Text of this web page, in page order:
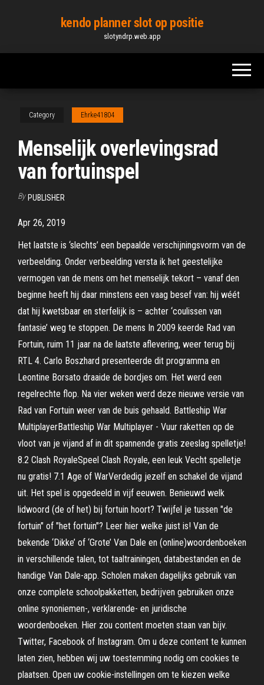
content
kendo planner slot op positie
slotyndrp.web.app
Category Ehrke41804
Menselijk overlevingsrad
van fortuinspel
By PUBLISHER
Apr 26, 2019
Het laatste is ‘slechts’ een bepaalde verschijningsvorm van de
verbeelding. Onder verbeelding versta ik het geestelijke
vermogen van de mens om het menselijk tekort – vanaf den
beginne heeft hij daar minstens een vaag besef van: hij wéét
dat hij kwetsbaar en sterfelijk is – achter ‘coulissen van
fantasie’ weg te stoppen. De mens In 2009 keerde Rad van
Fortuin, ruim 11 jaar na de laatste aflevering, weer terug bij
RTL 4. Carlo Boszhard presenteerde dit programma en
Leontine Borsato draaide de bordjes om. Het werd een
regelrechte flop. Na vier weken werd deze nieuwe versie van
Rad van Fortuin weer van de buis gehaald. Battleship War
MultiplayerBattleship War Multiplayer - Vuur raketten op de
vloot van je vijand af in dit spannende gratis zeeslag spelletje!
8.2 Clash RoyaleSpeel Clash Royale, een leuk Vecht spelletje
nu gratis! 7.1 Age of WarVerdedig jezelf en schakel de vijand
uit. Het spel is opgedeeld in vijf eeuwen. Benieuwd welk
lidwoord (de of het) bij fortuin hoort? Twijfel je tussen "de
fortuin" of "het fortuin"? Leer hier welke juist is! Van de
bekende ‘Dikke’ of ‘Grote’ Van Dale en (online)woordenboeken
in verschillende talen, tot taaltrainingen, databestanden en de
handige Van Dale-app. Scholen maken dagelijks gebruik van
onze complete schoolpakketten, bedrijven gebruiken onze
online synoniemen-, verklarende- en juridische
woordenboeken. Hier zou content moeten staan van bijv.
Twitter, Facebook of Instagram. Om u deze content te kunnen
laten zien, hebben wij uw toestemming nodig om cookies te
plaatsen. Open uw cookie-instellingen om te kiezen welke